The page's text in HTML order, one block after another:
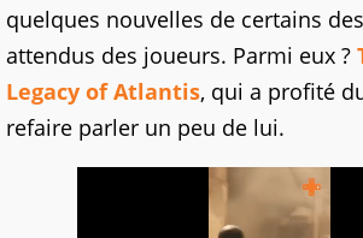
quelques nouvelles de certains
attendus des joueurs. Parmi eux ?
Legacy of Atlantis, qui a profité
refaire parler un peu de lui.